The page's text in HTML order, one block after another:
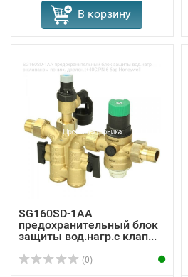
В корзину
SG160SD-1AA
предохранительный блок
защиты вод.нагр.с клап...
(0)